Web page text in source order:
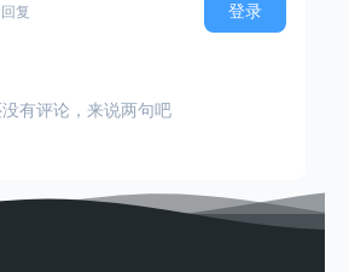
复 登录
有评论，来说两句吧